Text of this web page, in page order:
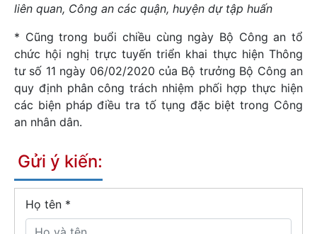
liên quan, Công an các quận, huyện dự tập huấn
* Cũng trong buổi chiều cùng ngày Bộ Công an tổ
chức hội nghị trực tuyến triển khai thực hiện Thông
tư số 11 ngày 06/02/2020 của Bộ trưởng Bộ Công an
quy định phân công trách nhiệm phối hợp thực hiện
các biện pháp điều tra tố tụng đặc biệt trong Công
an nhân dân.
Gửi ý kiến:
Họ tên *